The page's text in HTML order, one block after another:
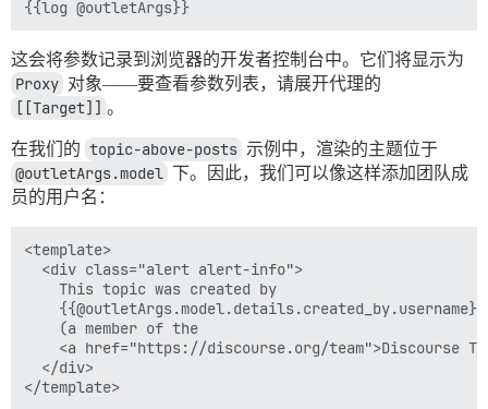
这会将参数记录到浏览器的开发者控制台中。它们将显示为
Proxy 对象——要查看参数列表，请展开代理的
[[Target]] 。
在我们的 topic-above-posts 示例中，渲染的主题位于
@outletArgs.model 下。因此，我们可以像这样添加团队成
员的用户名：
<template>
  <div class="alert alert-info">
    This topic was created by
    {{@outletArgs.model.details.created_by.username}}
    (a member of the
<a href="https://discourse.org/team">Discourse
  </div>